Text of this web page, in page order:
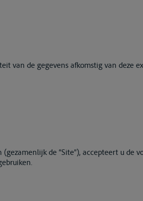
van de gegevens afkomstig van deze
(gezamenlijk de “Site”), accepteert u de